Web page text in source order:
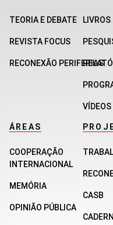
TEORIA E DEBATE
REVISTA FOCUS
RECONEXÃO PERIFERIAS
LIVROS
VÍDEOS
ÁREAS
COOPERAÇÃO
INTERNACIONAL
MEMÓRIA
OPINIÃO PÚBLICA
CASB